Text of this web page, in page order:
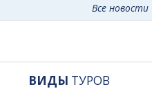
Все новости
ВИДЫ ТУРОВ